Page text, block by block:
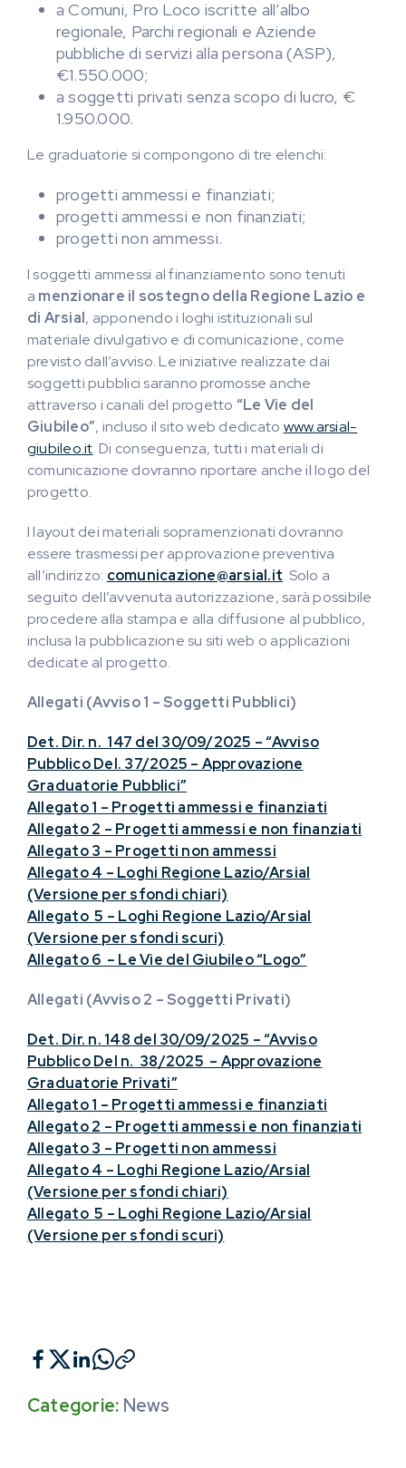
a Comuni, Pro Loco iscritte all’albo
regionale, Parchi regionali e Aziende
pubbliche di servizi alla persona (ASP),
€1.550.000;
a soggetti privati senza scopo di lucro, €
1.950.000.
Le graduatorie si compongono di tre elenchi:
progetti ammessi e finanziati;
progetti ammessi e non finanziati;
progetti non ammessi.
I soggetti ammessi al finanziamento sono tenuti
a menzionare il sostegno della Regione Lazio e
di Arsial, apponendo i loghi istituzionali sul
materiale divulgativo e di comunicazione, come
previsto dall’avviso. Le iniziative realizzate dai
soggetti pubblici saranno promosse anche
attraverso i canali del progetto “Le Vie del
Giubileo”, incluso il sito web dedicato www.arsial-
giubileo.it. Di conseguenza, tutti i materiali di
comunicazione dovranno riportare anche il logo del
progetto.
I layout dei materiali sopramenzionati dovranno
essere trasmessi per approvazione preventiva
all’indirizzo: comunicazione@arsial.it. Solo a
seguito dell’avvenuta autorizzazione, sarà possibile
procedere alla stampa e alla diffusione al pubblico,
inclusa la pubblicazione su siti web o applicazioni
dedicate al progetto.
Allegati (Avviso 1 – Soggetti Pubblici)
Det. Dir. n. 147 del 30/09/2025 – “Avviso
Pubblico Del. 37/2025 – Approvazione
Graduatorie Pubblici”
Allegato 1 – Progetti ammessi e finanziati
Allegato 2 – Progetti ammessi e non finanziati
Allegato 3 – Progetti non ammessi
Allegato 4 – Loghi Regione Lazio/Arsial
(Versione per sfondi chiari)
Allegato 5 – Loghi Regione Lazio/Arsial
(Versione per sfondi scuri)
Allegato 6 – Le Vie del Giubileo “Logo”
Allegati (Avviso 2 – Soggetti Privati)
Det. Dir. n. 148 del 30/09/2025 – “Avviso
Pubblico Del n. 38/2025 – Approvazione
Graduatorie Privati”
Allegato 1 – Progetti ammessi e finanziati
Allegato 2 – Progetti ammessi e non finanziati
Allegato 3 – Progetti non ammessi
Allegato 4 – Loghi Regione Lazio/Arsial
(Versione per sfondi chiari)
Allegato 5 – Loghi Regione Lazio/Arsial
(Versione per sfondi scuri)
Categorie: News